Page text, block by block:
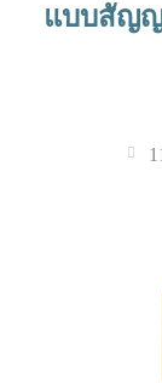
แบบสัญญ